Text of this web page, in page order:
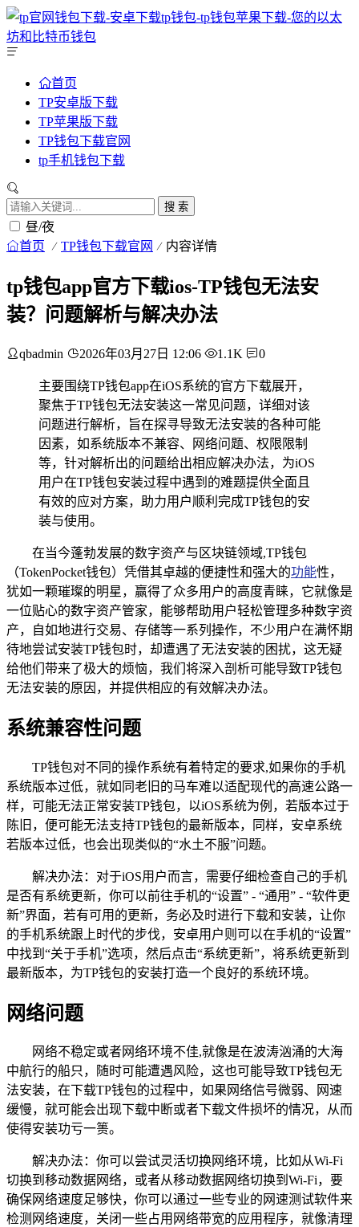
首页
TP安卓版下载
TP苹果版下载
TP钱包下载官网
tp手机钱包下载
搜 索
昼/夜
首页 TP钱包下载官网 内容详情
tp钱包app官方下载ios-TP钱包无法安
装？问题解析与解决办法
qbadmin 2026年03月27日 12:06 1.1K 0
主要围绕TP钱包app在iOS系统的官方下载展开，
聚焦于TP钱包无法安装这一常见问题，详细对该
问题进行解析，旨在探寻导致无法安装的各种可能
因素，如系统版本不兼容、网络问题、权限限制
等，针对解析出的问题给出相应解决办法，为iOS
用户在TP钱包安装过程中遇到的难题提供全面且
有效的应对方案，助力用户顺利完成TP钱包的安
装与使用。
在当今蓬勃发展的数字资产与区块链领域,TP钱包
（TokenPocket钱包）凭借其卓越的便捷性和强大的功能性，
犹如一颗璀璨的明星，赢得了众多用户的高度青睐，它就像是
一位贴心的数字资产管家，能够帮助用户轻松管理多种数字资
产，自如地进行交易、存储等一系列操作，不少用户在满怀期
待地尝试安装TP钱包时，却遭遇了无法安装的困扰，这无疑
给他们带来了极大的烦恼，我们将深入剖析可能导致TP钱包
无法安装的原因，并提供相应的有效解决办法。
系统兼容性问题
TP钱包对不同的操作系统有着特定的要求,如果你的手机
系统版本过低，就如同老旧的马车难以适配现代的高速公路一
样，可能无法正常安装TP钱包，以iOS系统为例，若版本过于
陈旧，便可能无法支持TP钱包的最新版本，同样，安卓系统
若版本过低，也会出现类似的“水土不服”问题。
解决办法：对于iOS用户而言，需要仔细检查自己的手机
是否有系统更新，你可以前往手机的“设置” - “通用” - “软件更
新”界面，若有可用的更新，务必及时进行下载和安装，让你
的手机系统跟上时代的步伐，安卓用户则可以在手机的“设置”
中找到“关于手机”选项，然后点击“系统更新”，将系统更新到
最新版本，为TP钱包的安装打造一个良好的系统环境。
网络问题
网络不稳定或者网络环境不佳,就像是在波涛汹涌的大海
中航行的船只，随时可能遭遇风险，这也可能导致TP钱包无
法安装，在下载TP钱包的过程中，如果网络信号微弱、网速
缓慢，就可能会出现下载中断或者下载文件损坏的情况，从而
使得安装功亏一篑。
解决办法：你可以尝试灵活切换网络环境，比如从Wi-Fi
切换到移动数据网络，或者从移动数据网络切换到Wi-Fi，要
确保网络速度足够快，你可以通过一些专业的网速测试软件来
检测网络速度，关闭一些占用网络带宽的应用程序，就像清理